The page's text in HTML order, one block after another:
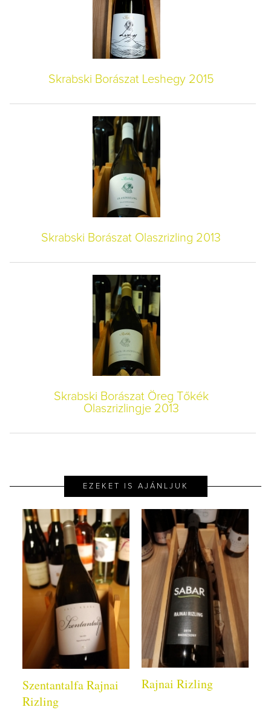
Skrabski Borászat Leshegy 2015
Skrabski Borászat Olaszrizling 2013
Skrabski Borászat Öreg Tőkék
Olaszrizlingje 2013
EZEKET IS AJÁNLJUK
Szentantalfa Rajnai
Rizling
Rajnai Rizling